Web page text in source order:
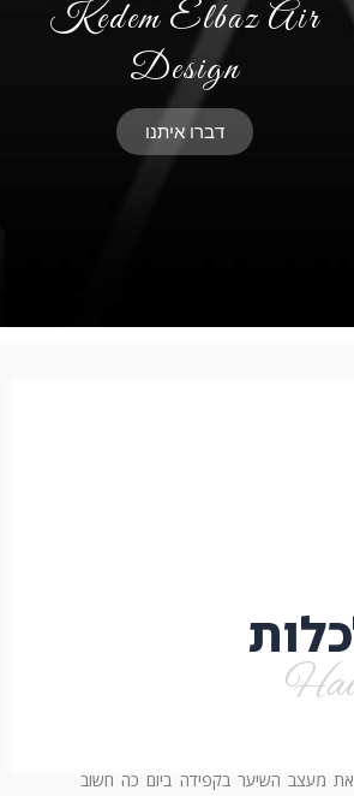
Kedem Elbaz Air
Design
דברו איתנו
מעצב השיער בקפידה ביום כה חשוב